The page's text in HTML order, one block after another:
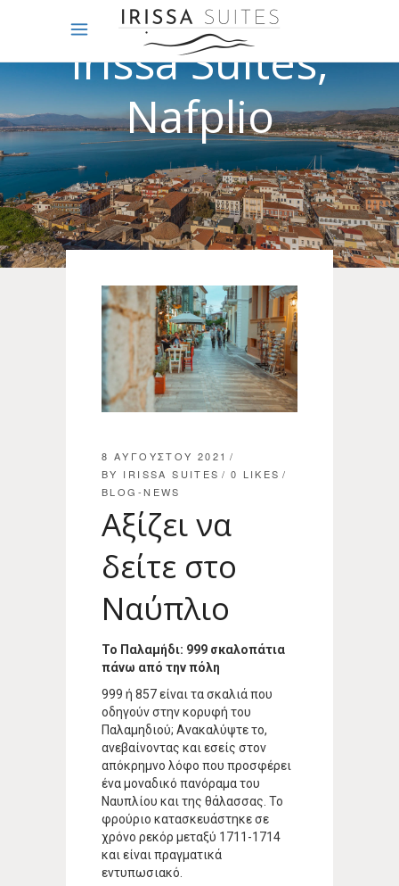
Irissa Suites,
Nafplio
8 ΑΥΓΟΎΣΤΟΥ 2021
BY IRISSA SUITES 0 LIKES
BLOG-NEWS
Αξίζει να
δείτε στο
Ναύπλιο
Το Παλαμήδι: 999 σκαλοπάτια
πάνω από την πόλη
999 ή 857 είναι τα σκαλιά που
οδηγούν στην κορυφή του
Παλαμηδιού; Ανακαλύψτε το,
ανεβαίνοντας και εσείς στον
απόκρημνο λόφο που προσφέρει
ένα μοναδικό πανόραμα του
Ναυπλίου και της θάλασσας. Το
φρούριο κατασκευάστηκε σε
χρόνο ρεκόρ μεταξύ 1711-1714
και είναι πραγματικά
εντυπωσιακό.